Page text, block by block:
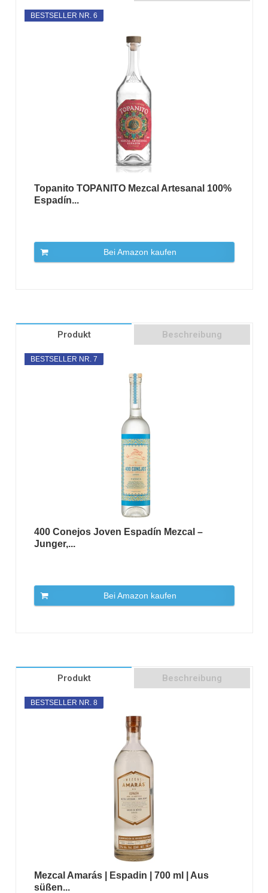
BESTSELLER NR. 6
Topanito TOPANITO Mezcal Artesanal 100%
Espadín...
Bei Amazon kaufen
Produkt Beschreibung
BESTSELLER NR. 7
400 Conejos Joven Espadín Mezcal –
Junger,...
Bei Amazon kaufen
Produkt Beschreibung
BESTSELLER NR. 8
Mezcal Amarás | Espadin | 700 ml | Aus
süßen...